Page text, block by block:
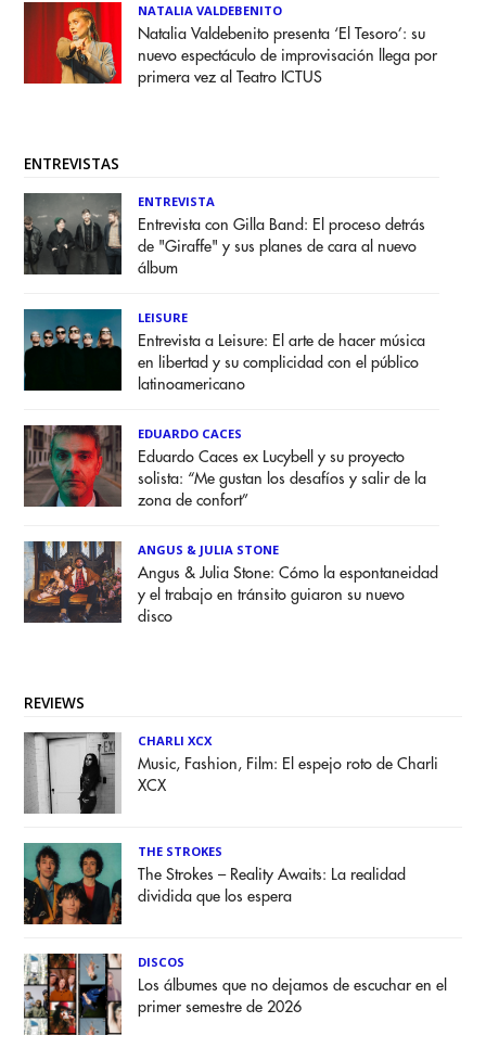
NATALIA VALDEBENITO
Natalia Valdebenito presenta ‘El Tesoro’: su
nuevo espectáculo de improvisación llega por
primera vez al Teatro ICTUS
ENTREVISTAS
ENTREVISTA
Entrevista con Gilla Band: El proceso detrás
de "Giraffe" y sus planes de cara al nuevo
álbum
LEISURE
Entrevista a Leisure: El arte de hacer música
en libertad y su complicidad con el público
latinoamericano
EDUARDO CACES
Eduardo Caces ex Lucybell y su proyecto
solista: “Me gustan los desafíos y salir de la
zona de confort”
ANGUS & JULIA STONE
Angus & Julia Stone: Cómo la espontaneidad
y el trabajo en tránsito guiaron su nuevo
disco
REVIEWS
CHARLI XCX
Music, Fashion, Film: El espejo roto de Charli
XCX
THE STROKES
The Strokes – Reality Awaits: La realidad
dividida que los espera
DISCOS
Los álbumes que no dejamos de escuchar en el
primer semestre de 2026